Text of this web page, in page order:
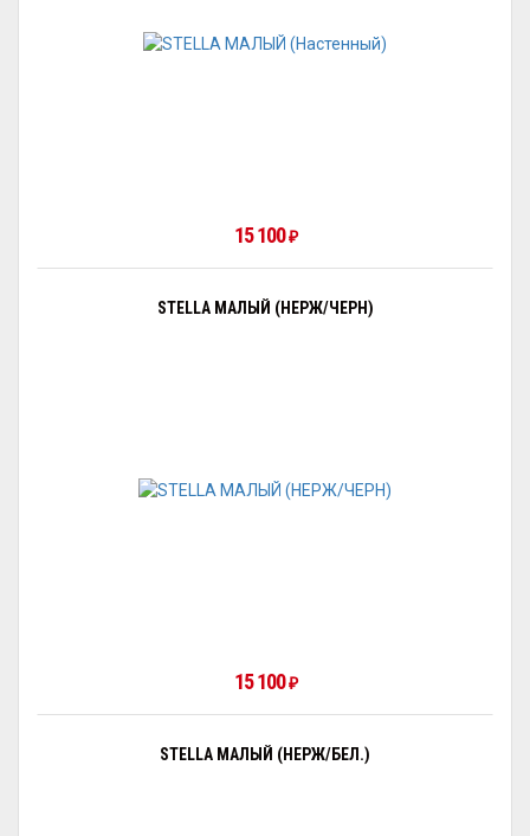
15 100 ₽
STELLA МАЛЫЙ (НЕРЖ/ЧЕРН)
15 100 ₽
STELLA МАЛЫЙ (НЕРЖ/БЕЛ.)